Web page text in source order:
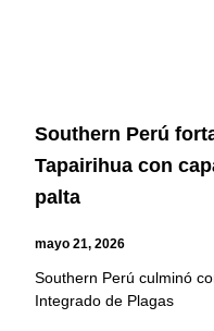
Southern Perú
Tapairihua con
palta
mayo 21, 2026
Southern Perú culminó
Integrado de Plagas